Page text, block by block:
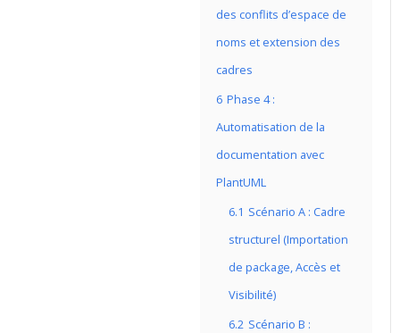
des conflits d’espace de
noms et extension des
cadres
6 Phase 4 :
Automatisation de la
documentation avec
PlantUML
6.1 Scénario A : Cadre
structurel (Importation
de package, Accès et
Visibilité)
6.2 Scénario B :